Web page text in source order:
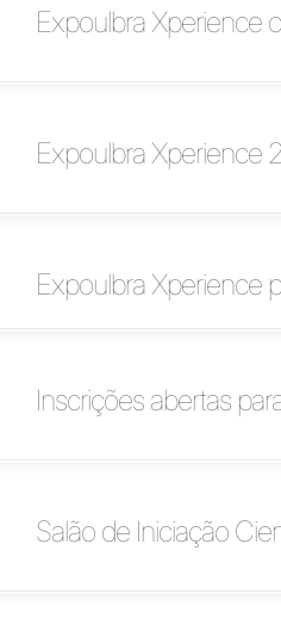
Expoulbra Xperience
Expoulbra Xperience
Expoulbra Xperience
Inscrições abertas
Salão de Iniciação